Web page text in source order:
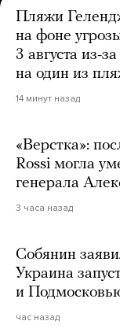
Пляжи
на фоне
3 августа из-
на один из
14 минут назад
«Верстка»:
Rossi могла
генерала
3 часа назад
Собянин
Украина
и
час назад